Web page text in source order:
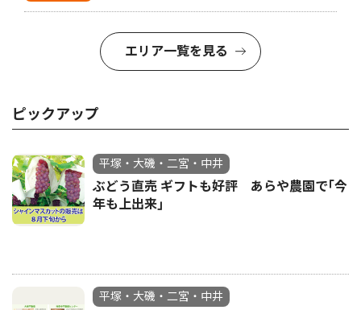
エリア一覧を見る
ピックアップ
平塚・大磯・二宮・中井
ぶどう直売 ギフトも好評 あらや農園で｢今
年も上出来｣
平塚・大磯・二宮・中井